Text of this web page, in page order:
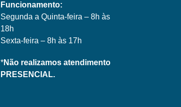
Funcionamento:
Segunda a Quinta-feira – 8h às
18h
Sexta-feira – 8h às 17h
*Não realizamos atendimento
PRESENCIAL.